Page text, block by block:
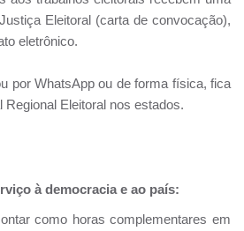
Eleitoral (carta de convocação),
eletrônico.
por WhatsApp ou de forma física, fica
Regional Eleitoral nos estados.
à democracia e ao país:
como horas complementares em